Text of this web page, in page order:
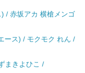
/ 赤坂アカ 横槍メンゴ
ース) / モクモク れん /
まきよひこ /